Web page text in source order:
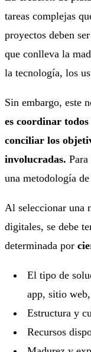
tareas complejas
proyectos deben
que conlleva la
la tecnología, los
Sin embargo, este
es coordinar
conciliar los
involucradas.
una metodología
Al seleccionar una
digitales, se debe
determinada por
El tipo de
app, sitio
Estructura y
Recursos